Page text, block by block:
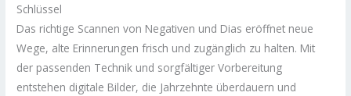
Schlüssel
Das richtige Scannen von Negativen und Dias eröffnet neue
Wege, alte Erinnerungen frisch und zugänglich zu halten. Mit
der passenden Technik und sorgfältiger Vorbereitung
entstehen digitale Bilder, die Jahrzehnte überdauern und